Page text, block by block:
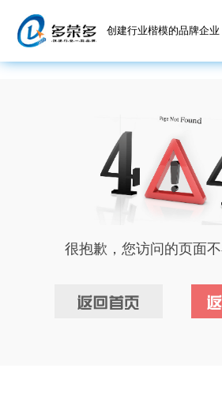
创建行业楷模的品牌企业
很抱歉，您访问的页面